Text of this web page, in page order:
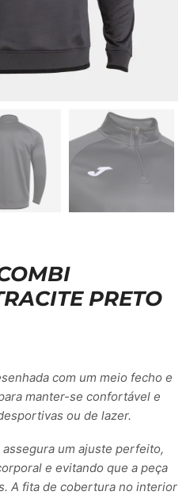
PRETO
com um meio fecho e
manter-se confortável e
ou de lazer.
um ajuste perfeito,
e evitando que a peça
A fita de cobertura no interior